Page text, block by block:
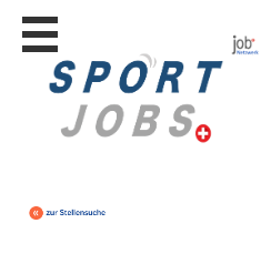
Stellen
finden
inserieren
Personalberatungen
Tipp's